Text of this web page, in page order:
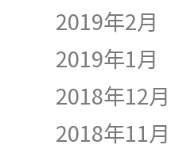
2019年2月
2019年1月
2018年12月
2018年11月